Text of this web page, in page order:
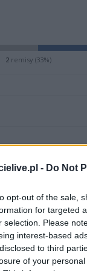
- Do Not
opt-out of the sale,
for targeted
selection. Please
interest-based
to third
of your
2 remisy (33%)
ZOBACZ WIĘCEJ (2)